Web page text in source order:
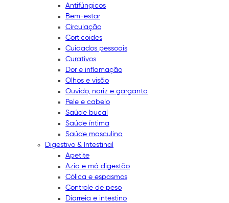
Antifúngicos
Bem-estar
Circulação
Corticoides
Cuidados pessoais
Curativos
Dor e inflamação
Olhos e visão
Ouvido, nariz e garganta
Pele e cabelo
Saúde bucal
Saúde íntima
Saúde masculina
Digestivo & Intestinal
Apetite
Azia e má digestão
Cólica e espasmos
Controle de peso
Diarreia e intestino